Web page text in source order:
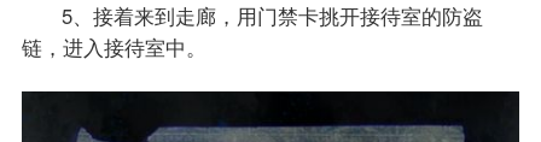
5、接着来到走廊，用门禁卡挑开接待室的防盗
链，进入接待室中。